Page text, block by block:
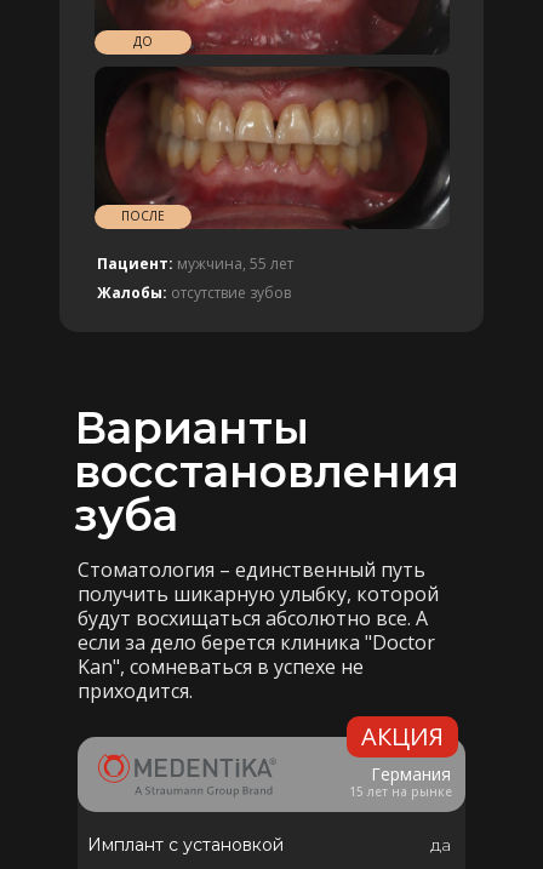
Пациент: мужчина, 55 лет
Жалобы: отсутствие зубов
ДО
ПОСЛЕ
Варианты
восстановления
зуба
Стоматология – единственный путь
получить шикарную улыбку, которой
будут восхищаться абсолютно все. А
если за дело берется клиника "Doctor
Kan", сомневаться в успехе не
приходится.
Имплант с установкой
Германия
да
АКЦИЯ
15 лет на рынке